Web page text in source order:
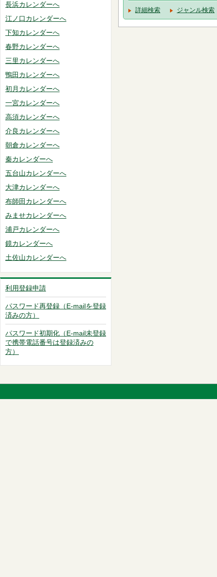
長浜カレンダーへ
江ノ口カレンダーへ
下知カレンダーへ
春野カレンダーへ
三里カレンダーへ
鴨田カレンダーへ
初月カレンダーへ
一宮カレンダーへ
高須カレンダーへ
介良カレンダーへ
朝倉カレンダーへ
秦カレンダーへ
五台山カレンダーへ
大津カレンダーへ
布師田カレンダーへ
みませカレンダーへ
浦戸カレンダーへ
鏡カレンダーへ
土佐山カレンダーへ
利用登録申請
パスワード再登録（E-mailを登録
済みの方）
パスワード初期化（E-mail未登録
で携帯電話番号は登録済みの
方）
詳細検索 ジャンル検索